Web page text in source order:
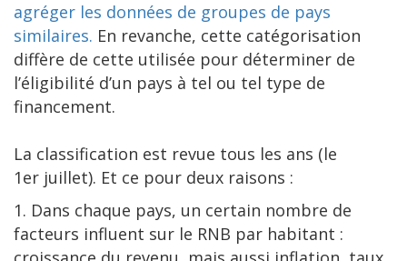
agréger les données de groupes de pays
similaires. En revanche, cette catégorisation
diffère de cette utilisée pour déterminer de
l’éligibilité d’un pays à tel ou tel type de
financement.
La classification est revue tous les ans (le
1er juillet). Et ce pour deux raisons :
1. Dans chaque pays, un certain nombre de
facteurs influent sur le RNB par habitant :